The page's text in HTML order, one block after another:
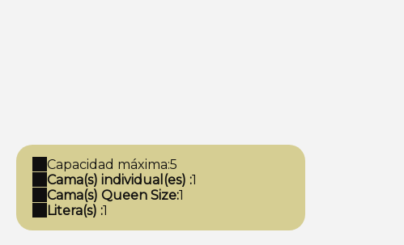
Capacidad máxima:5
Cama(s) individual(es) :1
Cama(s) Queen Size:1
Litera(s) :1